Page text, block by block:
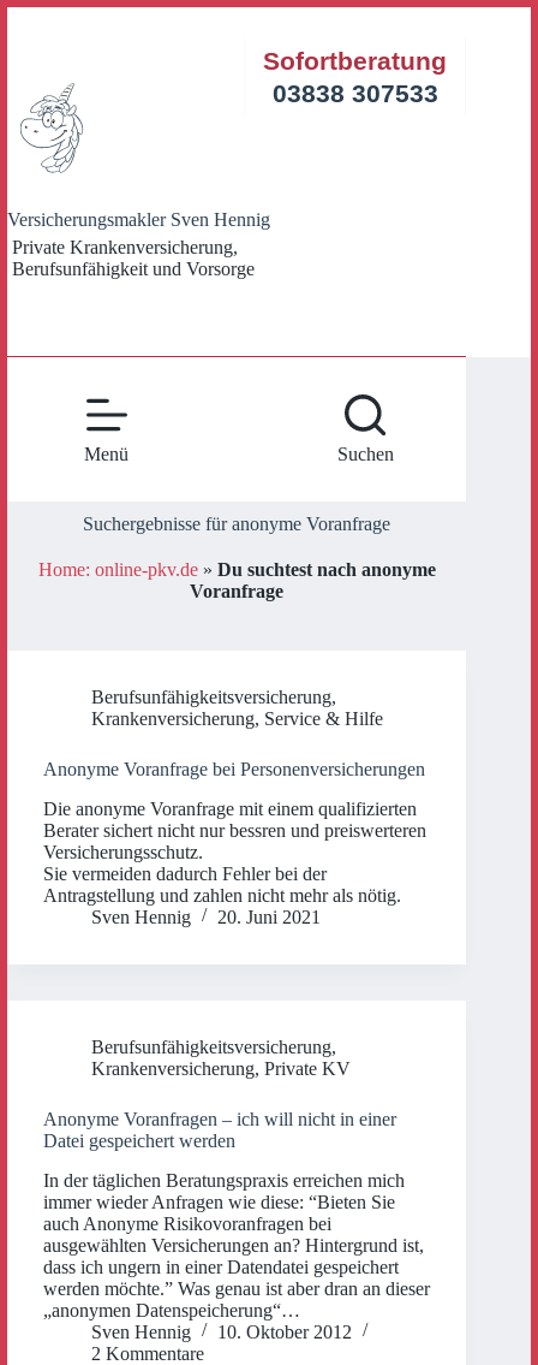
Versicherungsmakler Sven Hennig
Private Krankenversicherung,
Berufsunfähigkeit und Vorsorge
Sofortberatung
03838 307533
Menü Suchen
Suchergebnisse für anonyme Voranfrage
Home: online-pkv.de» Du suchtest nach anonyme
Voranfrage
Berufsunfähigkeitsversicherung,
Krankenversicherung, Service & Hilfe
Anonyme Voranfrage bei Personenversicherungen
Die anonyme Voranfrage mit einem qualifizierten
Berater sichert nicht nur bessren und preiswerteren
Versicherungsschutz.
Sie vermeiden dadurch Fehler bei der
Antragstellung und zahlen nicht mehr als nötig.
Sven Hennig
20. Juni 2021
Berufsunfähigkeitsversicherung,
Krankenversicherung, Private KV
Anonyme Voranfragen – ich will nicht in einer
Datei gespeichert werden
In der täglichen Beratungspraxis erreichen mich
immer wieder Anfragen wie diese: “Bieten Sie
auch Anonyme Risikovoranfragen bei
ausgewählten Versicherungen an? Hintergrund ist,
dass ich ungern in einer Datendatei gespeichert
werden möchte.” Was genau ist aber dran an dieser
„anonymen Datenspeicherung“…
Sven Hennig
10. Oktober 2012
2 Kommentare